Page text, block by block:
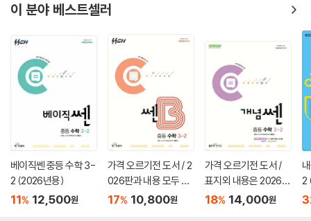
이 분야 베스트셀러
베이직쎈 중등 수학 3-
2 (2026년용)
11% 12,500원
가격 오르기전 도서 / 2
026판과 내용 모두 같
음 / 쎈B 중등 수학 3-2
17% 10,800원
가격 오르기전 도서 /
표지외 내용은 2026판
과 모두 같음 / 개념쎈
18% 14,000원
2